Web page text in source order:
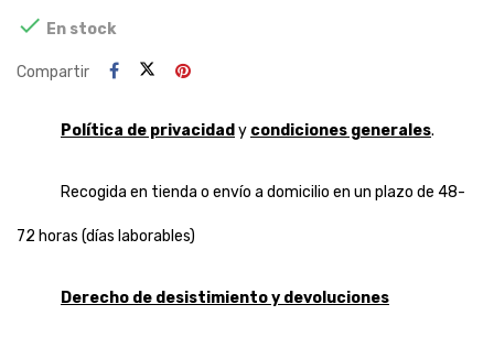
 En stock
Compartir
Política de privacidad y condiciones generales.
Recogida en tienda o envío a domicilio en un plazo de 48-
72 horas (días laborables)
Derecho de desistimiento y devoluciones